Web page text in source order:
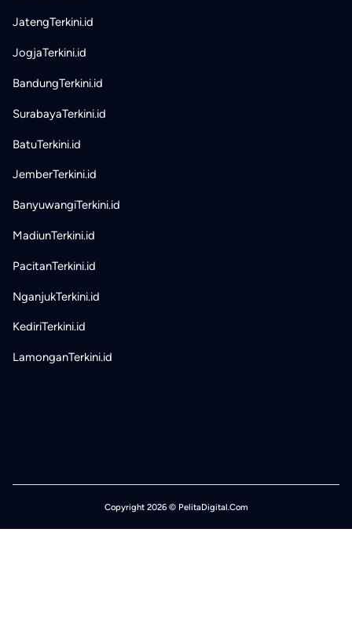
JatengTerkini.id
JogjaTerkini.id
BandungTerkini.id
SurabayaTerkini.id
BatuTerkini.id
JemberTerkini.id
BanyuwangiTerkini.id
MadiunTerkini.id
PacitanTerkini.id
NganjukTerkini.id
KediriTerkini.id
LamonganTerkini.id
Copyright 2026 © PelitaDigital.Com